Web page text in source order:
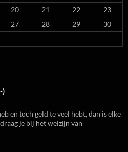
20 21 22
23
27 28 29
30
)
en toch geld te veel hebt, dan is elke
je bij het welzijn van